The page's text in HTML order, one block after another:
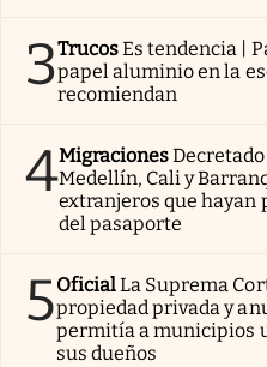
3TrucosEs tendencia |
papel aluminio en la
recomiendan
4Migraciones
Medellín, Cali y
extranjeros que hayan
del pasaporte
5OficialLa Suprema
propiedad privada y
permitía a municipios
sus dueños